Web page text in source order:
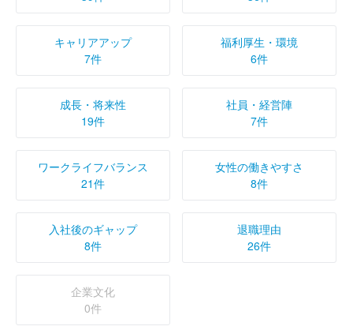
キャリアアップ
7件
福利厚生・環境
6件
成長・将来性
19件
社員・経営陣
7件
ワークライフバランス
21件
女性の働きやすさ
8件
入社後のギャップ
8件
退職理由
26件
企業文化
0件